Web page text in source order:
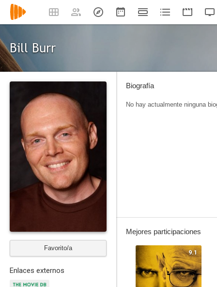
Bill Burr
Favorito/a
Enlaces externos
Biografía
No hay actualmente ninguna
Mejores participaciones
9.1